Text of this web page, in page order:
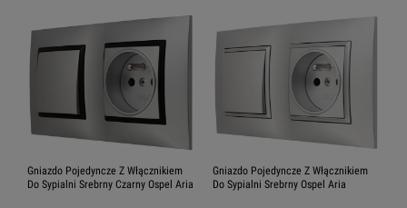
Gniazdo Pojedyncze Z Włącznikiem
Do Sypialni Srebrny Czarny Ospel Aria
Gniazdo Pojedyncze Z Włącznikiem
Do Sypialni Srebrny Ospel Aria